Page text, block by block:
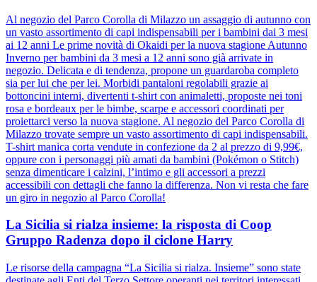
Al negozio del Parco Corolla di Milazzo un assaggio di autunno con
un vasto assortimento di capi indispensabili per i bambini dai 3 mesi
ai 12 anni Le prime novità di Okaidi per la nuova stagione Autunno
Inverno per bambini da 3 mesi a 12 anni sono già arrivate in
negozio. Delicata e di tendenza, propone un guardaroba completo
sia per lui che per lei. Morbidi pantaloni regolabili grazie ai
bottoncini interni, divertenti t-shirt con animaletti, proposte nei toni
rosa e bordeaux per le bimbe, scarpe e accessori coordinati per
proiettarci verso la nuova stagione. Al negozio del Parco Corolla di
Milazzo trovate sempre un vasto assortimento di capi indispensabili.
T-shirt manica corta vendute in confezione da 2 al prezzo di 9,99€,
oppure con i personaggi più amati da bambini (Pokémon o Stitch)
senza dimenticare i calzini, l’intimo e gli accessori a prezzi
accessibili con dettagli che fanno la differenza. Non vi resta che fare
un giro in negozio al Parco Corolla!
La Sicilia si rialza insieme: la risposta di Coop
Gruppo Radenza dopo il ciclone Harry
Le risorse della campagna “La Sicilia si rialza. Insieme” sono state